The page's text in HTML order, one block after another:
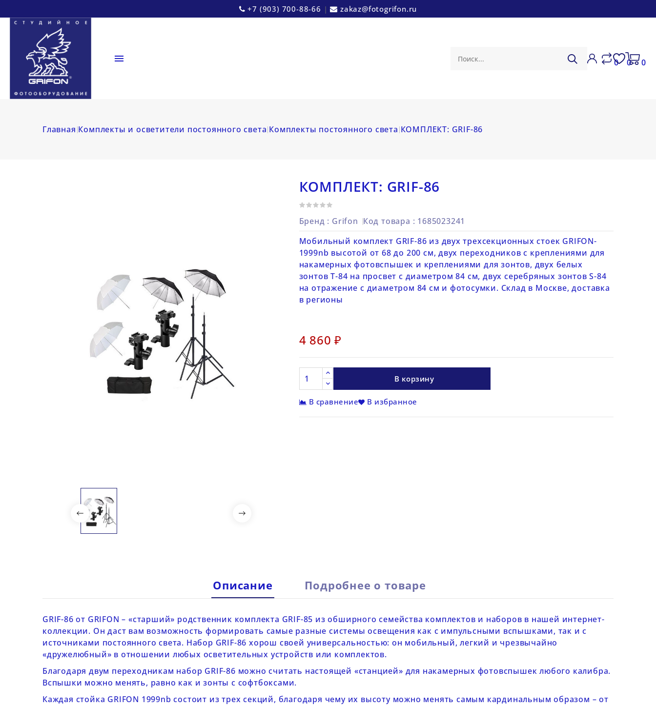
+7 (903) 700-88-66 | zakaz@fotogrifon.ru
 0 0 0
Главная Комплекты и осветители постоянного света Комплекты постоянного света КОМПЛЕКТ: GRIF-86
КОМПЛЕКТ: GRIF-86
Бренд : Grifon Код товара : 1685023241
Мобильный комплект GRIF-86 из двух трехсекционных стоек GRIFON-
1999nb высотой от 68 до 200 см, двух переходников с креплениями для
накамерных фотовспышек и креплениями для зонтов, двух белых
зонтов Т-84 на просвет с диаметром 84 см, двух серебряных зонтов S-84
на отражение с диаметром 84 см и фотосумки. Склад в Москве, доставка
в регионы
4 860 ₽
В корзину
В сравнение В избранное
Описание Подробнее о товаре
GRIF-86от GRIFON – «старший» родственник комплекта GRIF-85 из обширного семейства комплектов и наборов в нашей интернет-
коллекции. Он даст вам возможность формировать самые разные системы освещения как с импульсными вспышками, так и с
источниками постоянного света. Набор GRIF-86 хорош своей универсальностью: он мобильный, легкий и чрезвычайно
«дружелюбный» в отношении любых осветительных устройств или комплектов.
Благодаря двум переходникам набор GRIF-86 можно считать настоящей «станцией» для накамерных фотовспышек любого калибра.
Вспышки можно менять, равно как и зонты с софтбоксами.
Каждая стойка GRIFON 1999nb состоит из трех секций, благодаря чему их высоту можно менять самым кардинальным образом – от